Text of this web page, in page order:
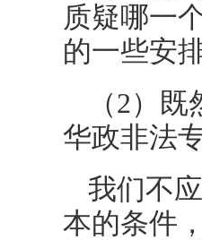
质疑哪一
的一些安
（2）
华政非法
我们不
本的条件